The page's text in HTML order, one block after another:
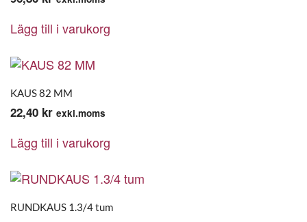
Lägg till i varukorg
KAUS 82 MM
22,40 kr exkl.moms
Lägg till i varukorg
RUNDKAUS 1.3/4 tum